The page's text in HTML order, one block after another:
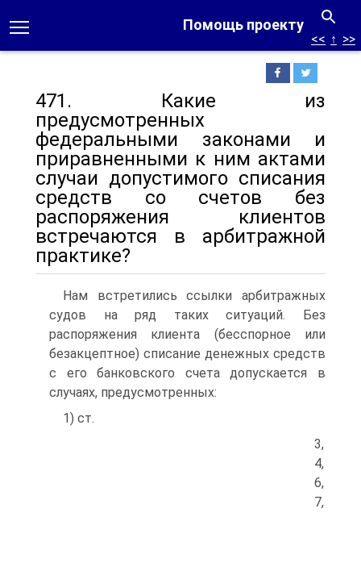
Помощь проекту
<< ↑ >>
471. Какие из
предусмотренных
федеральными законами и
приравненными к ним актами
случаи допустимого списания
средств со счетов без
распоряжения клиентов
встречаются в арбитражной
практике?
Нам встретились ссылки арбитражных
судов на ряд таких ситуаций. Без
распоряжения клиента (бесспорное или
безакцептное) списание денежных средств
с его банковского счета допускается в
случаях, предусмотренных:
1) ст.
3,
4,
6,
7,